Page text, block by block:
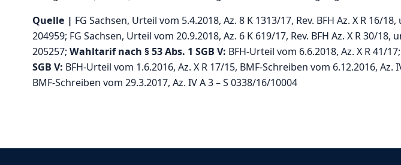
Quelle | FG Sachsen, Urteil vom 5.4.2018, Az. 8 K 1313/17, Rev. BFH Az. X R 16/
204959; FG Sachsen, Urteil vom 20.9.2018, Az. 6 K 619/17, Rev. BFH Az. X R 30/18,
205257; Wahltarif nach § 53 Abs. 1 SGB V: BFH-Urteil vom 6.6.2018, Az. X R 41/17;
SGB V: BFH-Urteil vom 1.6.2016, Az. X R 17/15, BMF-Schreiben vom 6.12.2016, Az.
BMF-Schreiben vom 29.3.2017, Az. IV A 3 – S 0338/16/10004